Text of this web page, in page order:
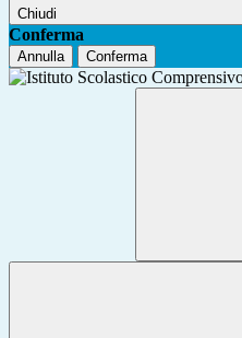
Chiudi
Conferma
Annulla Conferma